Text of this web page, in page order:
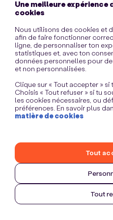
Une meilleure expérience
cookies
Nous utilisons des cookies et
afin de faire fonctionner
ligne, de personnaliser ton
statistiques et, avec ton
données personnelles pour
et non personnalisées.
Clique sur « Tout accepter »
Choisis « Tout refuser » si tu
les cookies nécessaires, ou
préférences. En savoir plus
matière de cookies
Tout
Tout